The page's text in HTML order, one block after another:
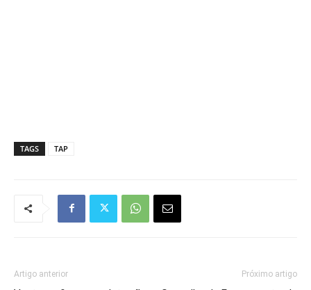
TAGS TAP
Artigo anterior Próximo artigo